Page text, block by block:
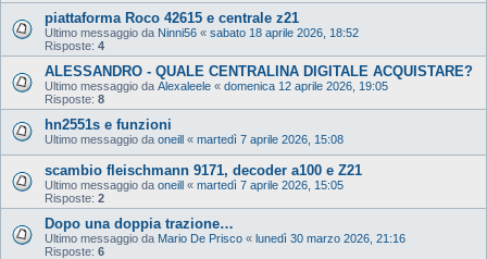
piattaforma Roco 42615 e centrale z21
Ultimo messaggio da Ninni56 « sabato 18 aprile 2026, 18:52
Risposte: 4
ALESSANDRO - QUALE CENTRALINA DIGITALE ACQUISTARE?
Ultimo messaggio da Alexaleele « domenica 12 aprile 2026, 19:05
Risposte: 8
hn2551s e funzioni
Ultimo messaggio da oneill « martedì 7 aprile 2026, 15:08
scambio fleischmann 9171, decoder a100 e Z21
Ultimo messaggio da oneill « martedì 7 aprile 2026, 15:05
Risposte: 2
Dopo una doppia trazione…
Ultimo messaggio da Mario De Prisco « lunedì 30 marzo 2026, 21:16
Risposte: 6